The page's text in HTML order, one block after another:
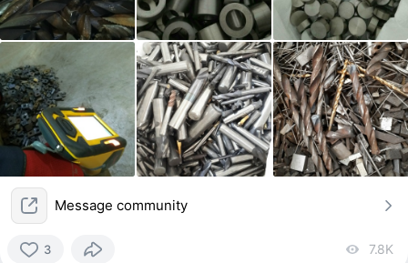
Message community
3 7.8K